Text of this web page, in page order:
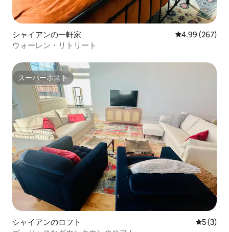
シャイアンの一軒家 レビュー267
4.99 (267)
ウォーレン・リトリート
スーパーホスト
スーパーホスト
シャイアンのロフト レビュー
5 (3)